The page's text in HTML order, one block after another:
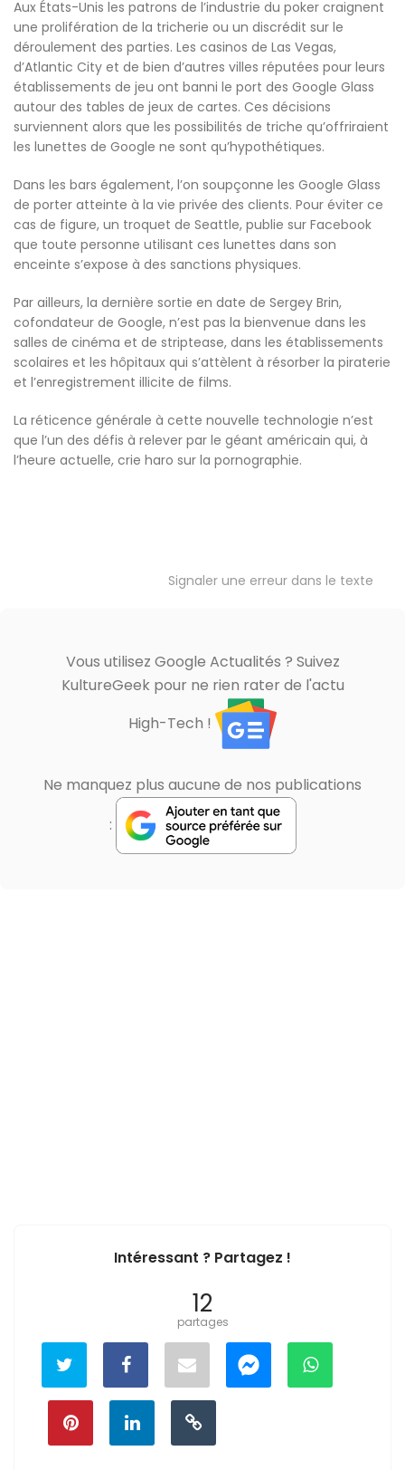
Aux États-Unis les patrons de l’industrie du poker craignent
une prolifération de la tricherie ou un discrédit sur le
déroulement des parties. Les casinos de Las Vegas,
d’Atlantic City et de bien d’autres villes réputées pour leurs
établissements de jeu ont banni le port des Google Glass
autour des tables de jeux de cartes. Ces décisions
surviennent alors que les possibilités de triche qu’offriraient
les lunettes de Google ne sont qu’hypothétiques.
Dans les bars également, l’on soupçonne les Google Glass
de porter atteinte à la vie privée des clients. Pour éviter ce
cas de figure, un troquet de Seattle, publie sur Facebook
que toute personne utilisant ces lunettes dans son
enceinte s’expose à des sanctions physiques.
Par ailleurs, la dernière sortie en date de Sergey Brin,
cofondateur de Google, n’est pas la bienvenue dans les
salles de cinéma et de striptease, dans les établissements
scolaires et les hôpitaux qui s’attèlent à résorber la piraterie
et l’enregistrement illicite de films.
La réticence générale à cette nouvelle technologie n’est
que l’un des défis à relever par le géant américain qui, à
l’heure actuelle, crie haro sur la pornographie.
Signaler une erreur dans le texte
Vous utilisez Google Actualités ? Suivez
KultureGeek pour ne rien rater de l'actu
High-Tech !
Ne manquez plus aucune de nos publications
:
Intéressant ? Partagez !
12
partages